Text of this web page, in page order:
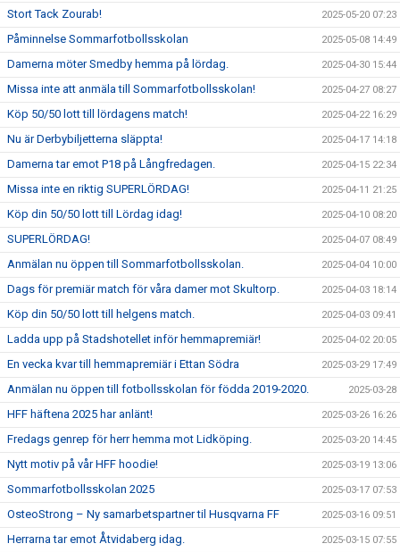
Stort Tack Zourab! 2025-05-20 07:23
Påminnelse Sommarfotbollsskolan 2025-05-08 14:49
Damerna möter Smedby hemma på lördag. 2025-04-30 15:44
Missa inte att anmäla till Sommarfotbollsskolan! 2025-04-27 08:27
Köp 50/50 lott till lördagens match! 2025-04-22 16:29
Nu är Derbybiljetterna släppta! 2025-04-17 14:18
Damerna tar emot P18 på Långfredagen. 2025-04-15 22:34
Missa inte en riktig SUPERLÖRDAG! 2025-04-11 21:25
Köp din 50/50 lott till Lördag idag! 2025-04-10 08:20
SUPERLÖRDAG! 2025-04-07 08:49
Anmälan nu öppen till Sommarfotbollsskolan. 2025-04-04 10:00
Dags för premiär match för våra damer mot Skultorp. 2025-04-03 18:14
Köp din 50/50 lott till helgens match. 2025-04-03 09:41
Ladda upp på Stadshotellet inför hemmapremiär! 2025-04-02 20:05
En vecka kvar till hemmapremiär i Ettan Södra 2025-03-29 17:49
Anmälan nu öppen till fotbollsskolan för födda 2019-2020. 2025-03-28
HFF häftena 2025 har anlänt! 2025-03-26 16:26
Fredags genrep för herr hemma mot Lidköping. 2025-03-20 14:45
Nytt motiv på vår HFF hoodie! 2025-03-19 13:06
Sommarfotbollsskolan 2025 2025-03-17 07:53
OsteoStrong – Ny samarbetspartner til Husqvarna FF 2025-03-16 09:51
Herrarna tar emot Åtvidaberg idag. 2025-03-15 07:55